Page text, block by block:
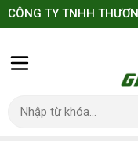
CÔNG TY TNHH